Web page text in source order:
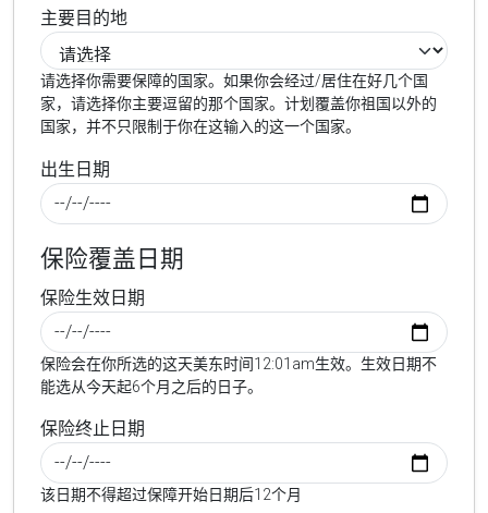
主要目的地
请选择你需要保障的国家。如果你会经过/居住在好几个国
家，请选择你主要逗留的那个国家。计划覆盖你祖国以外的
国家，并不只限制于你在这输入的这一个国家。
出生日期
保险覆盖日期
保险生效日期
保险会在你所选的这天美东时间12:01am生效。生效日期不
能选从今天起6个月之后的日子。
保险终止日期
该日期不得超过保障开始日期后12个月